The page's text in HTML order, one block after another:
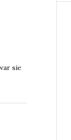
sie